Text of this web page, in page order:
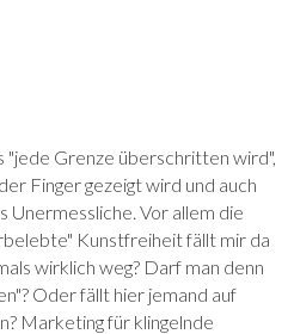
"jede Grenze überschritten wird",
Finger gezeigt wird und auch
Unermessliche. Vor allem die
Kunstfreiheit fällt mir da
wirklich weg? Darf man denn
Oder fällt hier jemand auf
Marketing für klingelnde